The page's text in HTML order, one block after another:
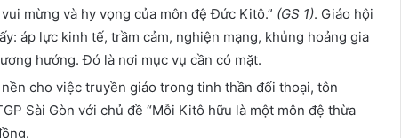
mừng và hy vọng của môn đệ Đức Kitô.” (GS 1). Giáo hội
áp lực kinh tế, trầm cảm, nghiện mạng, khủng hoảng gia
hướng. Đó là nơi mục vụ cần có mặt.
cho việc truyền giáo trong tinh thần đối thoại, tôn
Sài Gòn với chủ đề “Mỗi Kitô hữu là một môn đệ thừa